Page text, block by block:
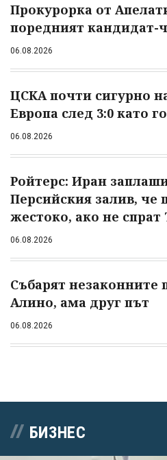
Прокурорка от
поредният кандидат-
06.08.2026
ЦСКА почти сигурно
Европа след 3:0 като
06.08.2026
Ройтерс: Иран
Персийския залив, че
жестоко, ако не
06.08.2026
Събарят незаконните
Алино, ама друг път
06.08.2026
БИЗНЕС